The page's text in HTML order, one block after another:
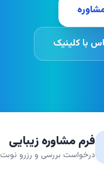
با کلینیک
فرم مشاوره زیبایی
درخواست بررسی و رزرو نوبت